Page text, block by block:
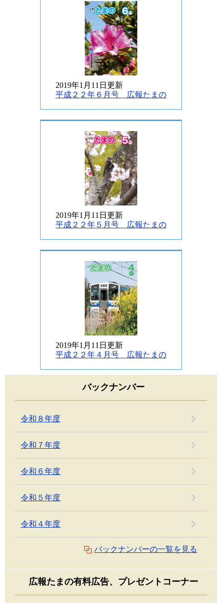
2019年1月11日更新
平成２２年６月号 広報たまの
2019年1月11日更新
平成２２年５月号 広報たまの
2019年1月11日更新
平成２２年４月号 広報たまの
バックナンバー
令和８年度
令和７年度
令和６年度
令和５年度
令和４年度
バックナンバーの一覧を見る
広報たまの有料広告、プレゼントコーナー